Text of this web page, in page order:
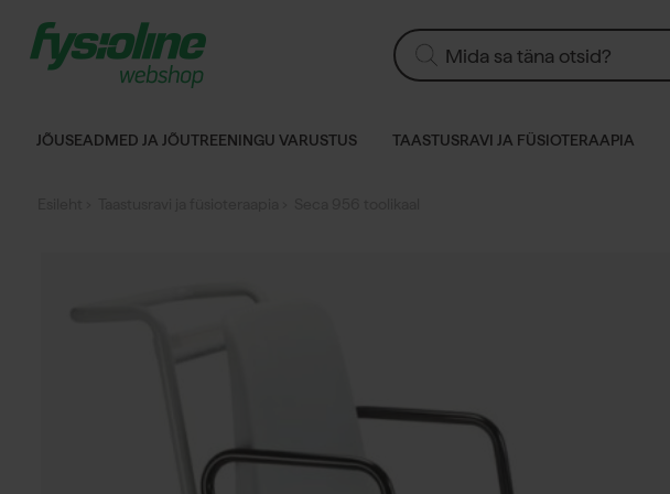
sisältöön
Products
search
JÕUSEADMED JA JÕUTREENINGU VARUSTUS TAASTUSRAVI JA FÜSIOTERAAPIA